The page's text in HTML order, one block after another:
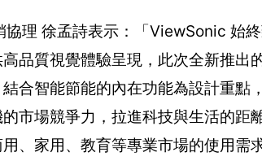
理 徐孟詩表示：「ViewSonic 始
品質視覺體驗呈現，此次全新推
合智能節能的內在功能為設計重
市場競爭力，拉進科技與生活的
、家用、教育等專業市場的使用需求